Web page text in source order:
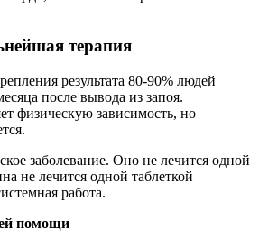
терапия
результата 80-90% людей
после вывода из запоя.
физическую зависимость, но
заболевание. Оно не лечится одной
не лечится одной таблеткой
работа.
помощи